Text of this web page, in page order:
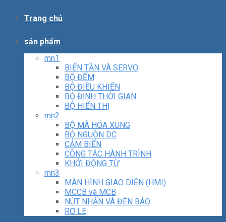
Trang chủ
sản phẩm
mn1
BIẾN TẦN VÀ SERVO
BỘ ĐẾM
BỘ ĐIỀU KHIỂN
BỘ ĐỊNH THỜI GIAN
BỘ HIỂN THỊ
mn2
BỘ MÃ HÓA XUNG
BỘ NGUỒN DC
CẢM BIẾN
CÔNG TẮC HÀNH TRÌNH
KHỞI ĐỘNG TỪ
mn3
MÀN HÌNH GIAO DIỆN (HMI)
MCCB và MCB
NÚT NHẤN VÀ ĐÈN BÁO
RƠ LE